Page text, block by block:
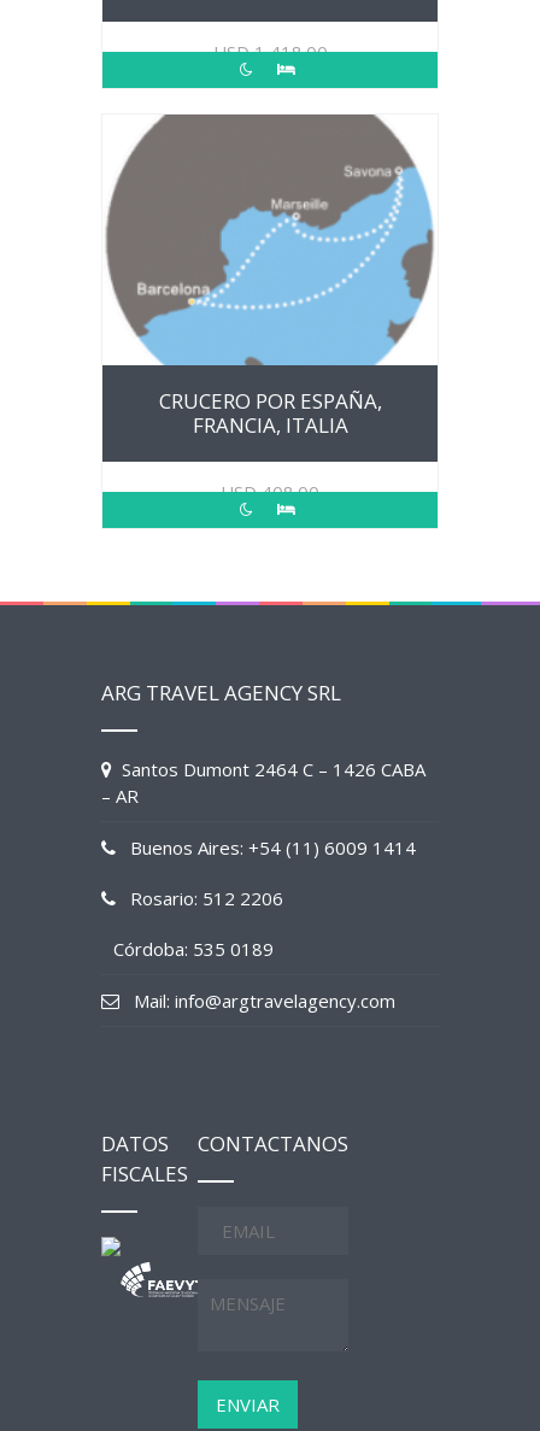
USD1,418.00
CRUCERO POR ESPAÑA,
FRANCIA, ITALIA
USD408.00
ARG TRAVEL AGENCY SRL
Santos Dumont 2464 C – 1426 CABA
– AR
Buenos Aires: +54 (11) 6009 1414
Rosario: 512 2206
Córdoba: 535 0189
Mail: info@argtravelagency.com
DATOS
FISCALES
CONTACTANOS